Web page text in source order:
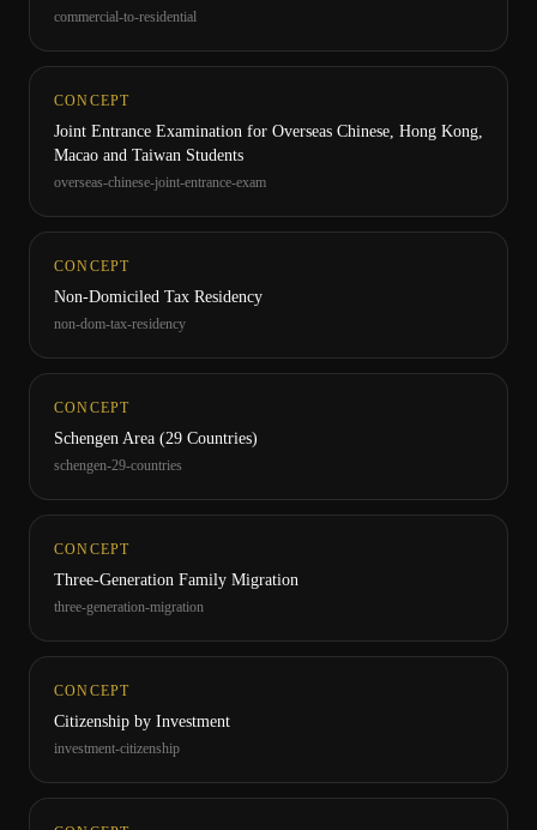
commercial-to-residential
CONCEPT
Joint Entrance Examination for Overseas Chinese, Hong Kong,
Macao and Taiwan Students
overseas-chinese-joint-entrance-exam
CONCEPT
Non-Domiciled Tax Residency
non-dom-tax-residency
CONCEPT
Schengen Area (29 Countries)
schengen-29-countries
CONCEPT
Three-Generation Family Migration
three-generation-migration
CONCEPT
Citizenship by Investment
investment-citizenship